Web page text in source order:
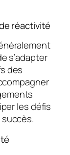
réactivité
s’adapter
des
les défis